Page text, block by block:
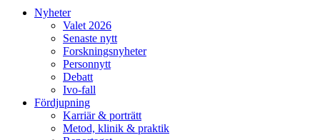
Nyheter
Valet 2026
Senaste nytt
Forskningsnyheter
Personnytt
Debatt
Ivo-fall
Fördjupning
Karriär & porträtt
Metod, klinik & praktik